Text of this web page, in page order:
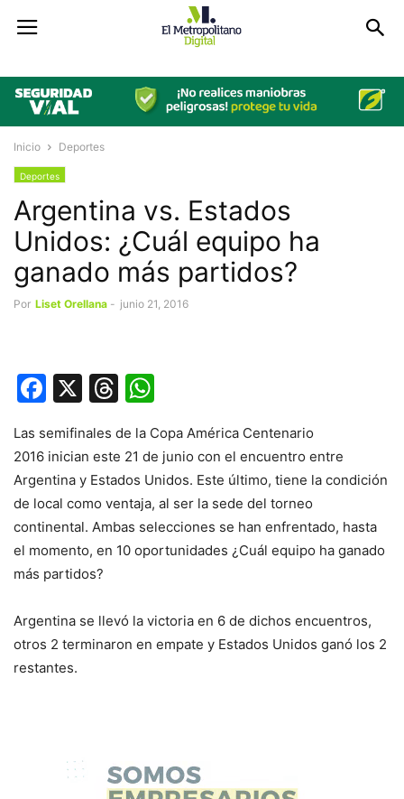
Inicio Deportes
Deportes
Argentina vs. Estados
Unidos: ¿Cuál equipo ha
ganado más partidos?
Por Liset Orellana - junio 21, 2016
Facebook
X Threads
Las semifinales de la Copa América Centenario
2016 inician este 21 de junio con el encuentro entre
Argentina y Estados Unidos. Este último, tiene la condición
de local como ventaja, al ser la sede del torneo
continental. Ambas selecciones se han enfrentado, hasta
el momento, en 10 oportunidades ¿Cuál equipo ha ganado
más partidos?
Argentina se llevó la victoria en 6 de dichos encuentros,
otros 2 terminaron en empate y Estados Unidos ganó los 2
restantes.